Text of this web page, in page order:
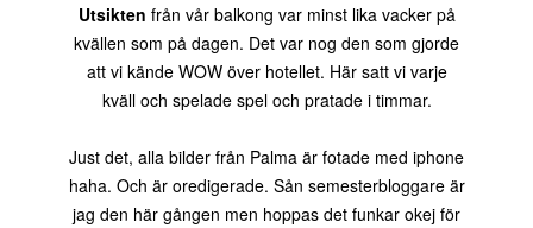
Utsikten från vår balkong var minst lika vacker på
kvällen som på dagen. Det var nog den som gjorde
att vi kände WOW över hotellet. Här satt vi varje
kväll och spelade spel och pratade i timmar.
Just det, alla bilder från Palma är fotade med iphone
haha. Och är oredigerade. Sån semesterbloggare är
jag den här gången men hoppas det funkar okej för